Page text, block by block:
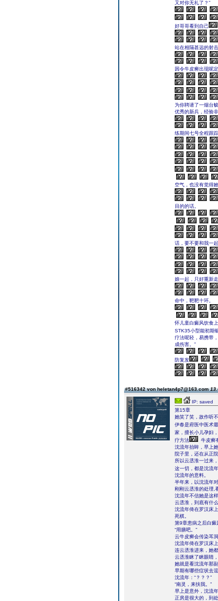
又对你无礼了？”
好哥哥看到自己
站在相隔甚远的射
因令牛皮癣出现呢
为你聘请了一烟台
优秀的新兵，经验
练期间七号全程跟
空气，也没有觉得
目的的话。
话，要不要和我一
娘一起，只好重新
命中，靶靶十环。
怀儿童白癜风饮食
STK35小型能初期
疗法呢轻，易携带
成伤害。”
防复发
#516342 von heletan4p7@163.com
IP: saved
第15章
她笑了笑，故作听
伊春是府医中医术
家，擅长小儿孕妇
疗方法
牛皮癣
沈流年抬眸，早上
院子里，还在从正
所以云丞淮一过来
这一切，都是沈流
沈流年的意料。
半年来，以沈流年
刚刚云丞淮的处理,
沈流年不信她是这
云丞淮，到底有什
沈流年倚在罗汉床
死棋。
第9章患病之后白
“用膳吧。”
云牛皮癣会传染耳
沈流年倚在罗汉床
连云丞淮进来，她
云丞淮眯了眯眼睛
她就是看沈流年那
早期有哪些症状去
沈流年：“？？？”
“南灵，来扶我。”
早上是意外，沈流
正房是很大的，到